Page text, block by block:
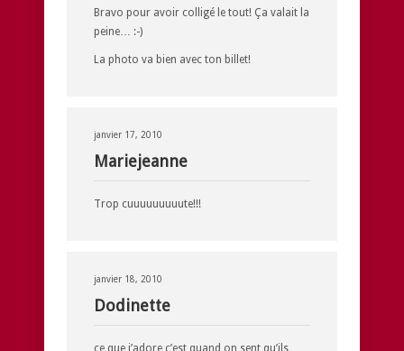
Bravo pour avoir colligé le tout! Ça valait la
peine… :-)
La photo va bien avec ton billet!
janvier 17, 2010
Mariejeanne
Trop cuuuuuuuuute!!!
janvier 18, 2010
Dodinette
ce que j’adore c’est quand on sent qu’ils